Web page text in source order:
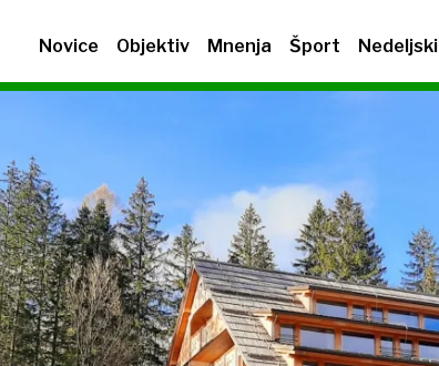
Novice Objektiv Mnenja Šport Nedeljski